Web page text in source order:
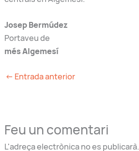
Josep Bermúdez
Portaveu de
mésAlgemesí
← Entrada anterior
Feu un comentari
L'adreça electrònica no es publicarà.